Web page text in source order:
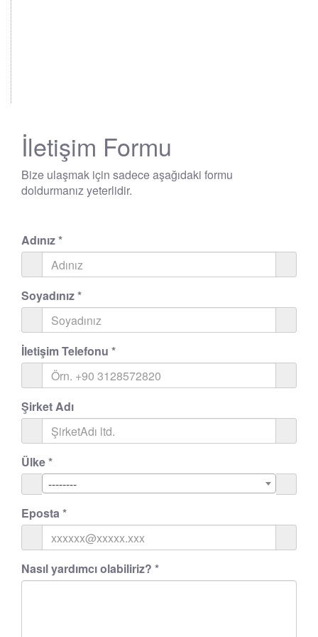
İletişim Formu
Bize ulaşmak için sadece aşağıdaki formu
doldurmanız yeterlidir.
Adınız*
Soyadınız*
İletişim Telefonu *
Şirket Adı
Ülke*
--------
Eposta*
Nasıl yardımcı olabiliriz? *